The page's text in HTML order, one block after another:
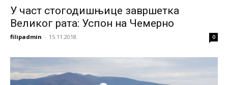
У част стогодишњице завршетка
Великог рата: Успон на Чемерно
filipadmin - 15.11.2018. 0